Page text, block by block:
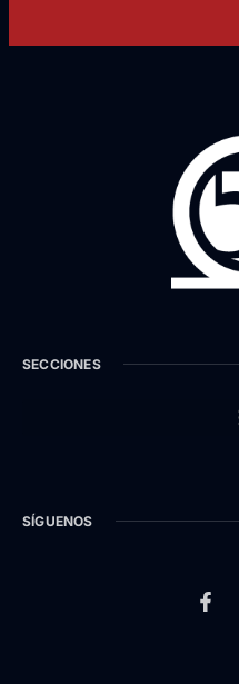
SECCIONES
SÍGUENOS